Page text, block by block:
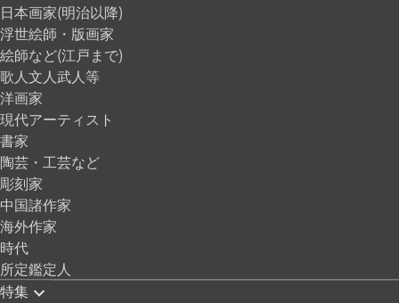
日本画家(明治以降)
浮世絵師・版画家
絵師など(江戸まで)
歌人文人武人等
洋画家
現代アーティスト
書家
陶芸・工芸など
彫刻家
中国諸作家
海外作家
時代
所定鑑定人
特集